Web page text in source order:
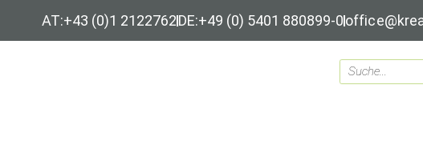
AT:+43 (0)1 2122762DE:+49 (0) 5401 880899-0